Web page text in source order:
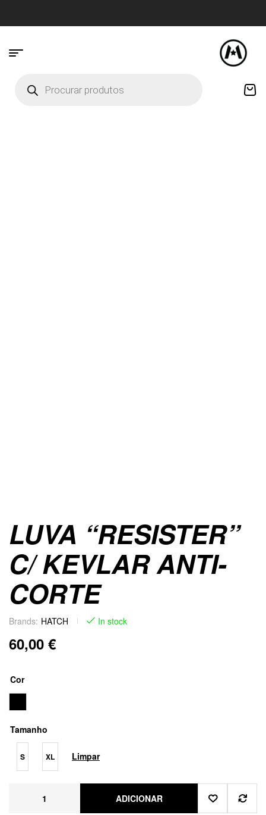
LUVA “RESISTER”
C/ KEVLAR ANTI-
CORTE
Brands: HATCH In stock
60,00 €
Cor
Tamanho
S XL Limpar
ADICIONAR